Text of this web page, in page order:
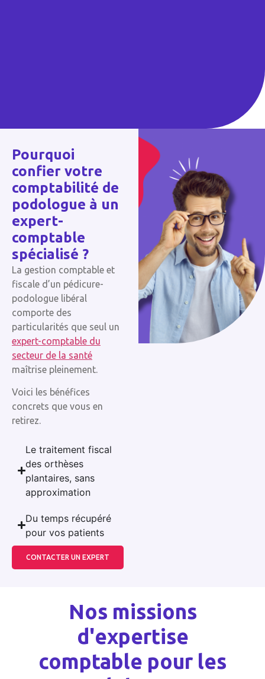
Pourquoi
confier votre
comptabilité de
podologue à un
expert-
comptable
spécialisé ?
La gestion comptable et
fiscale d’un pédicure-
podologue libéral
comporte des
particularités que seul un
expert-comptable du
secteur de la santé
maîtrise pleinement.
Voici les bénéfices
concrets que vous en
retirez.
Le traitement fiscal
des orthèses
plantaires, sans
approximation
Du temps récupéré
pour vos patients
CONTACTER UN EXPERT
Nos missions
d'expertise
comptable pour les